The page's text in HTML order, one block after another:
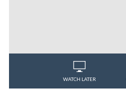
WATCH LATER